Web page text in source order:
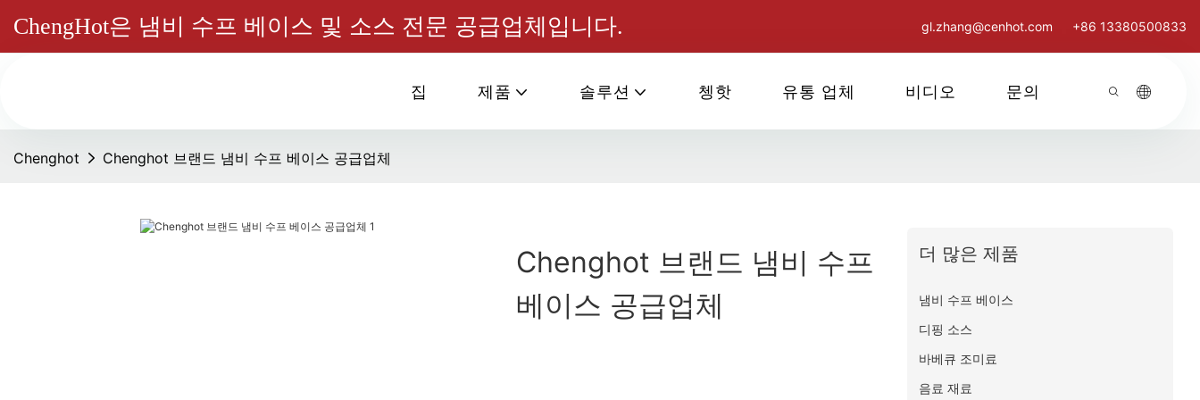
ChengHot은 냄비 수프 베이스 및 소스 전문 공급업체입니다. gl.zhang@cenhot.com +86 13380500833
집 제품 솔루션 쳉핫 유통 업체 비디오 문의
Chenghot Chenghot 브랜드 냄비 수프 베이스 공급업체
Chenghot 브랜드 냄비 수프
베이스 공급업체
더 많은 제품
냄비 수프 베이스
디핑 소스
바베큐 조미료
음료 재료